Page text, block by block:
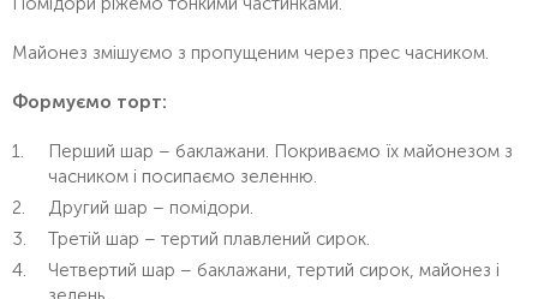
Майонез змішуємо з пропущеним через прес часником.
Формуємо торт:
Перший шар – баклажани. Покриваємо їх майонезом з
часником і посипаємо зеленню.
Другий шар – помідори.
Третій шар – тертий плавлений сирок.
Четвертий шар – баклажани, тертий сирок, майонез і